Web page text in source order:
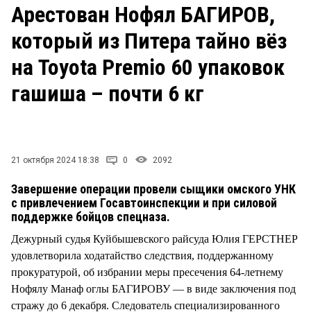
ЗАКОН
НОВОСТИ КОМПАНИЙ
Рейтинги
Блоги
Архив
Арестован Нофял БАГИРОВ,
который из Питера тайно вёз
на Toyota Premio 60 упаковок
гашиша – почти 6 кг
21 октября 2024 18:38 0 2092
Завершение операции провели сыщики омского УНК
с привлечением Госавтоинспекции и при силовой
поддержке бойцов спецназа.
Дежурный судья Куйбышевского райсуда Юлия ГЕРСТНЕР
удовлетворила ходатайство следствия, поддержанному
прокуратурой, об избрании меры пресечения 64-летнему
Нофялу Манаф оглы БАГИРОВУ — в виде заключения под
стражу до 6 декабря. Следователь специализированного